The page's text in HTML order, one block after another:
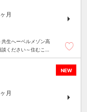
月
生へーベルメゾン高
ください～住むこと
NEW
月